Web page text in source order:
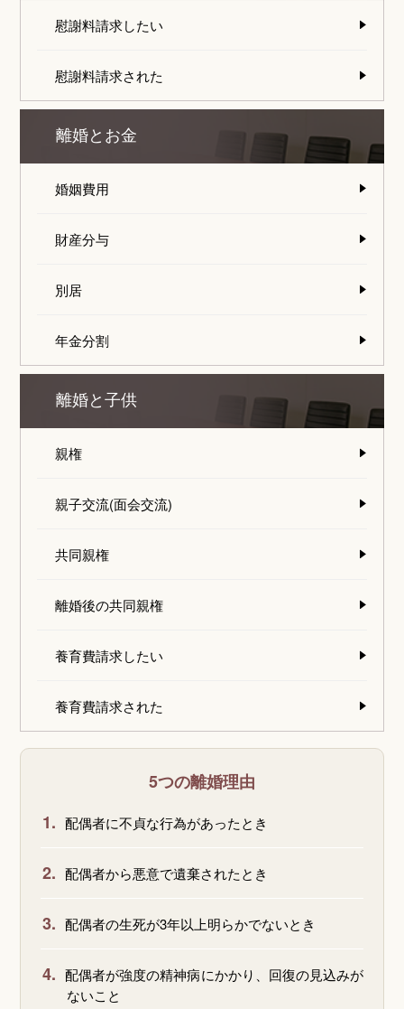
慰謝料請求したい
慰謝料請求された
離婚とお金
婚姻費用
財産分与
別居
年金分割
離婚と子供
親権
親子交流(面会交流)
共同親権
離婚後の共同親権
養育費請求したい
養育費請求された
5つの離婚理由
1. 配偶者に不貞な行為があったとき
2. 配偶者から悪意で遺棄されたとき
3. 配偶者の生死が3年以上明らかでないとき
4. 配偶者が強度の精神病にかかり、回復の見込みが
ないこと